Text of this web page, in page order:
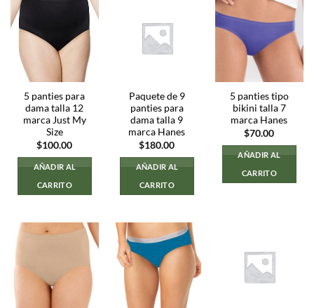
5 panties para
dama talla 12
marca Just My
Size
$100.00
AÑADIR AL
CARRITO
Paquete de 9
panties para
dama talla 9
marca Hanes
$180.00
AÑADIR AL
CARRITO
5 panties tipo
bikini talla 7
marca Hanes
$70.00
AÑADIR AL
CARRITO